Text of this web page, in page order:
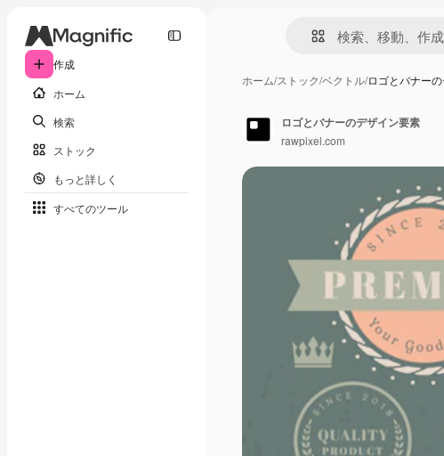
作成
ホーム
検索
ストック
もっと詳しく
すべてのツール
ホーム/ストック/ベクトル/ロゴとバナー
ロゴとバナーのデザイン要素
rawpixel.com